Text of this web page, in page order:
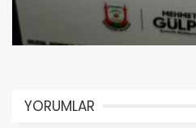
YORUMLAR